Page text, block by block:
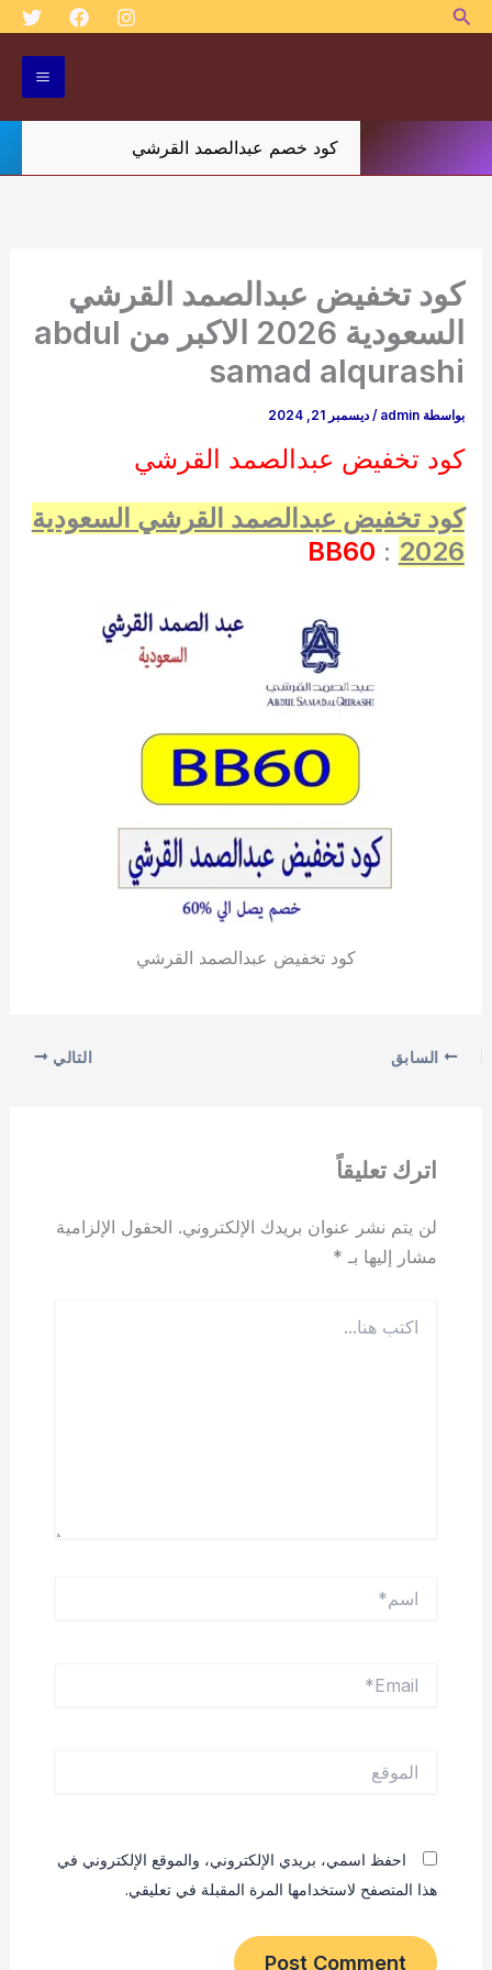
تخطيالبحث
كود خصم عبدالصمد القرشي
كود تخفيض عبدالصمد القرشي
السعودية 2026 الاكبر من abdul
samad alqurashi
بواسطة admin
/ديسمبر 21, 2024
كود تخفيض عبدالصمد القرشي
كود تخفيض عبدالصمد القرشي السعودية
2026
:
BB60
كود تخفيض عبدالصمد القرشي
السابق التالي
اترك تعليقاً
لن يتم نشر عنوان بريدك الإلكتروني. الحقول الإلزامية
مشار إليها بـ *
هنا...
احفظ اسمي، بريدي الإلكتروني، والموقع الإلكتروني في
هذا المتصفح لاستخدامها المرة المقبلة في تعليقي.